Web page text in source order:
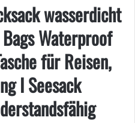
wasserdicht
Waterproof
für Reisen,
I Seesack